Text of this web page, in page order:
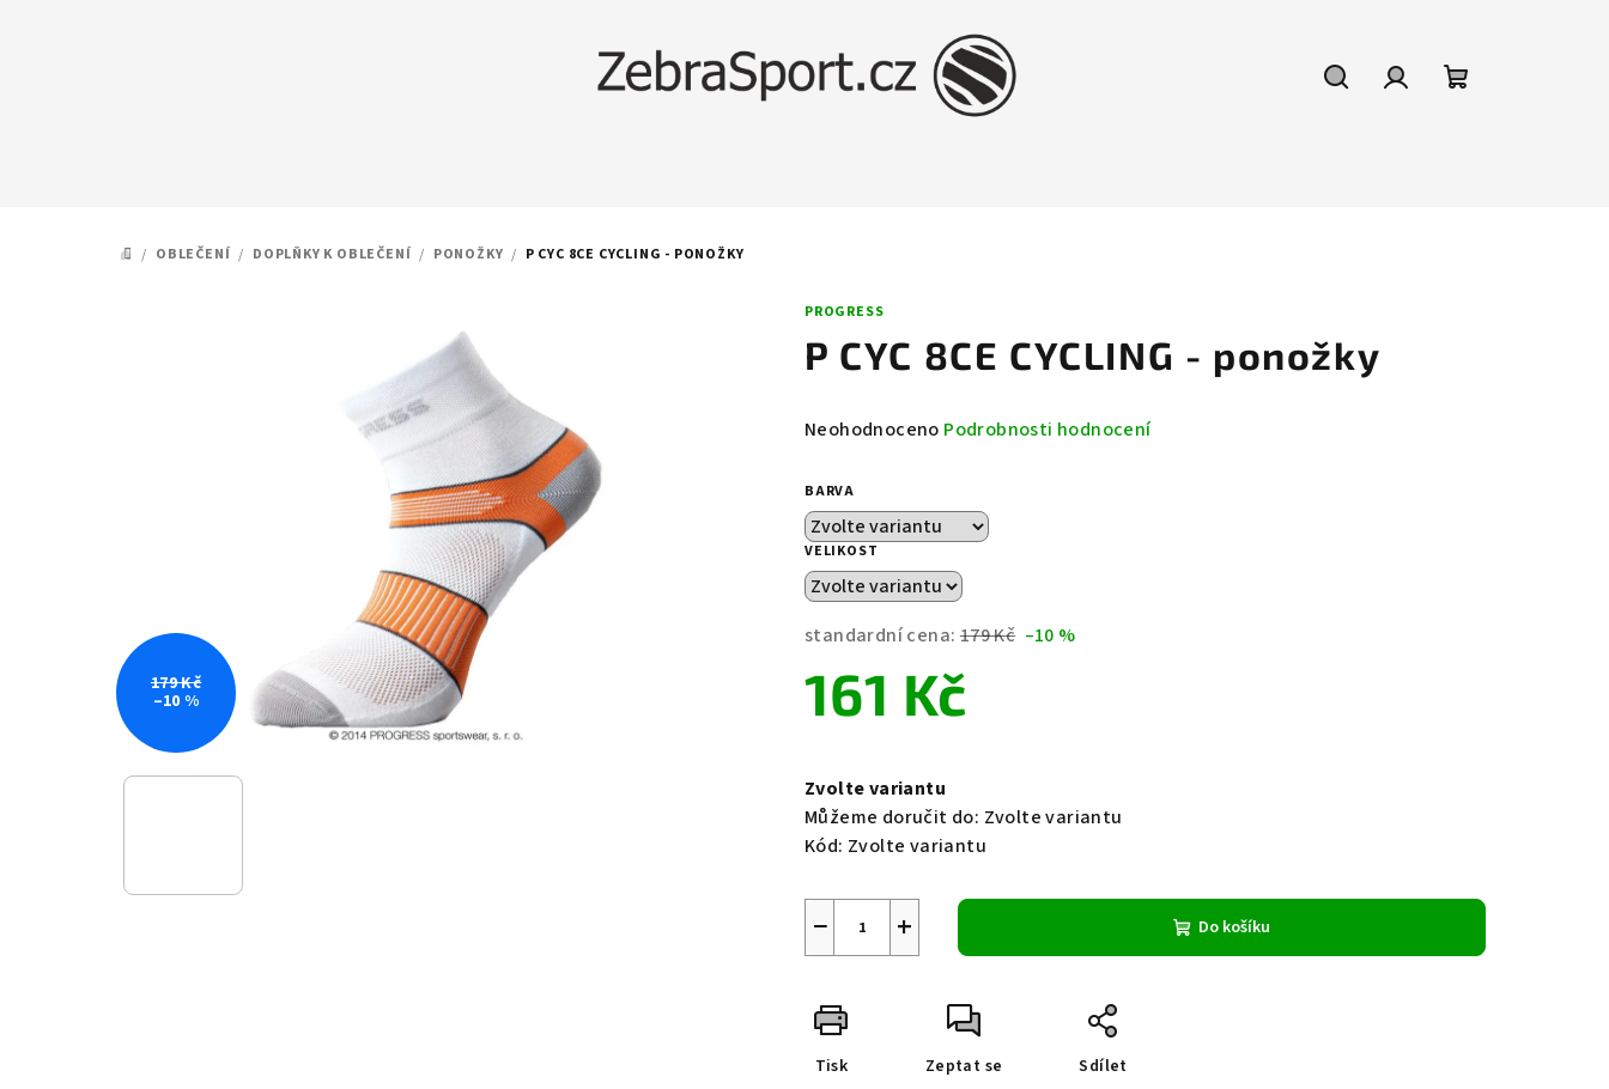
DOMŮ
/ OBLEČENÍ / DOPLŇKY K OBLEČENÍ / PONOŽKY / P CYC 8CE CYCLING - PONOŽKY
PROGRESS
P CYC 8CE CYCLING - ponožky
Průměrné
produktu
je
0,0
z
5
hvězdiček.
Neohodnoceno Podrobnosti hodnocení
BARVA
VELIKOST
standardní cena: 179 Kč –10 %
161 Kč
cena:
Zvolte variantu
Můžeme doručit do: Zvolte variantu
Kód: Zvolte variantu
+
− Do košíku
Tisk Zeptat se Sdílet
179 Kč
–10 %